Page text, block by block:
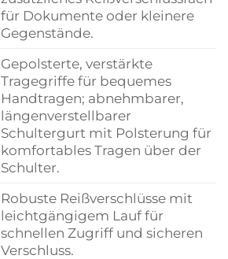
für Dokumente oder kleinere
Gegenstände.
Gepolsterte, verstärkte
Tragegriffe für bequemes
Handtragen; abnehmbarer,
längenverstellbarer
Schultergurt mit Polsterung für
komfortables Tragen über der
Schulter.
Robuste Reißverschlüsse mit
leichtgängigem Lauf für
schnellen Zugriff und sicheren
Verschluss.